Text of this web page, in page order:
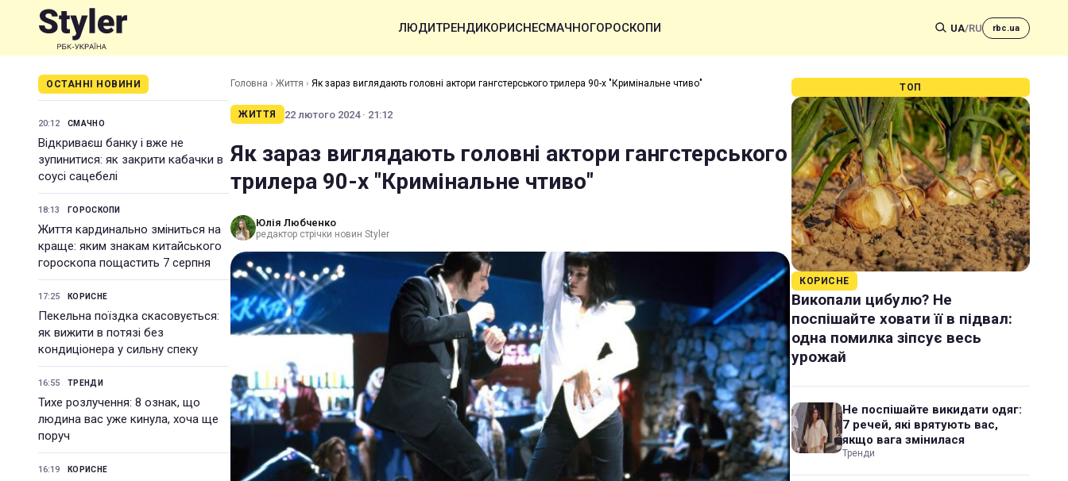
ЛЮДИТРЕНДИКОРИСНЕСМАЧНОГОРОСКОПИ UA/RU rbc.ua
ОСТАННІ НОВИНИ
20:12 СМАЧНО
Відкриваєш банку і вже не
зупинитися: як закрити кабачки в
соусі сацебелі
18:13 ГОРОСКОПИ
Життя кардинально зміниться на
краще: яким знакам китайського
гороскопа пощастить 7 серпня
17:25 КОРИСНЕ
Пекельна поїздка скасовується:
як вижити в потязі без
кондиціонера у сильну спеку
16:55 ТРЕНДИ
Тихе розлучення: 8 ознак, що
людина вас уже кинула, хоча ще
поруч
16:19 КОРИСНЕ
Головна › Життя › Як зараз виглядають головні актори гангстерського трилера 90-х "Кримінальне чтиво"
ЖИТТЯ 22 лютого 2024 · 21:12
Як зараз виглядають головні актори гангстерського
трилера 90-х "Кримінальне чтиво"
Юлія Любченко
редактор стрічки новин Styler
ТОП
КОРИСНЕ
Викопали цибулю? Не
поспішайте ховати її в підвал:
одна помилка зіпсує весь
урожай
Не поспішайте викидати одяг:
7 речей, які врятують вас,
якщо вага змінилася
Тренди